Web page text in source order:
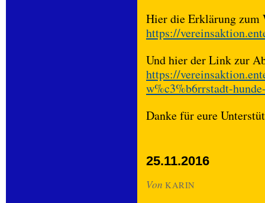
Hier die Erklärung zum
https://
Und hier der Link zur
https://
w%c3%b6rrstadt-
Danke für eure
25.11.2016
Von KARIN